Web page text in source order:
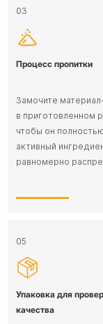
03
Процесс пропитки
Замочите
в приготовленном
чтобы он
активный
равномерно
05
Упаковка для
качества